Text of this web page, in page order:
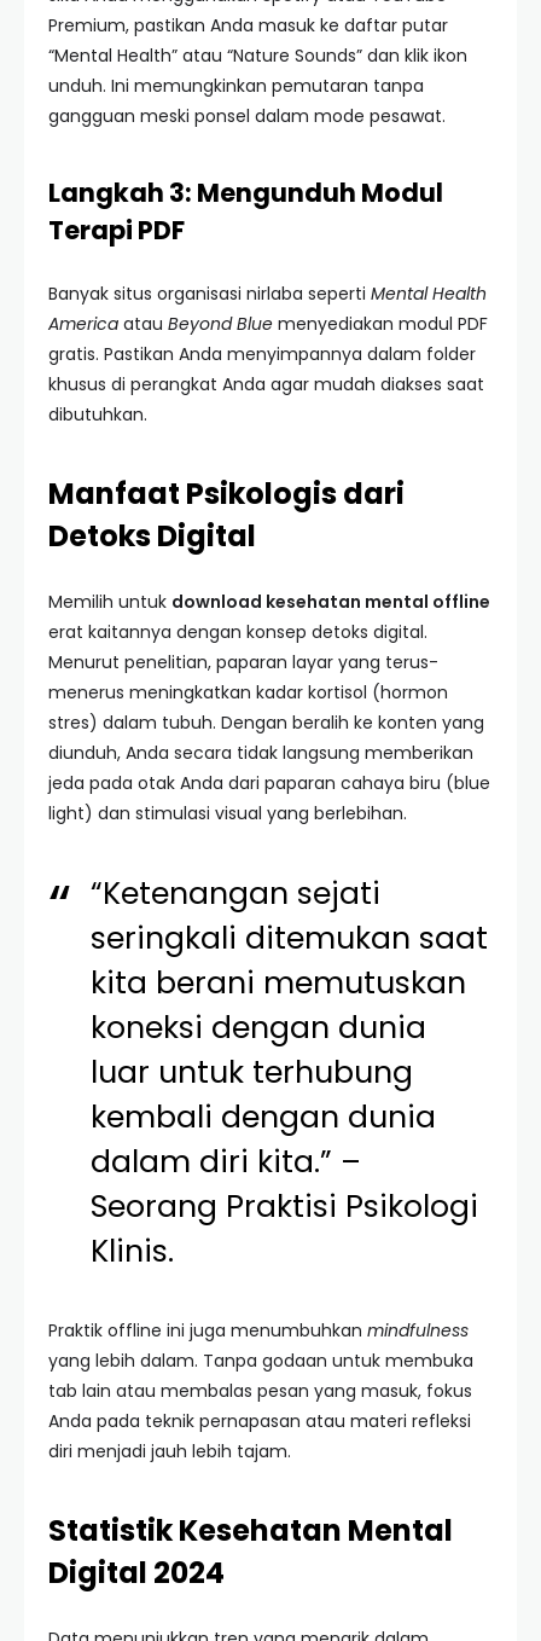
Premium, pastikan Anda masuk ke daftar putar
“Mental Health” atau “Nature Sounds” dan klik ikon
unduh. Ini memungkinkan pemutaran tanpa
gangguan meski ponsel dalam mode pesawat.
Langkah 3: Mengunduh Modul
Terapi PDF
Banyak situs organisasi nirlaba seperti Mental Health
America atau Beyond Blue menyediakan modul PDF
gratis. Pastikan Anda menyimpannya dalam folder
khusus di perangkat Anda agar mudah diakses saat
dibutuhkan.
Manfaat Psikologis dari
Detoks Digital
Memilih untuk download kesehatan mental offline
erat kaitannya dengan konsep detoks digital.
Menurut penelitian, paparan layar yang terus-
menerus meningkatkan kadar kortisol (hormon
stres) dalam tubuh. Dengan beralih ke konten yang
diunduh, Anda secara tidak langsung memberikan
jeda pada otak Anda dari paparan cahaya biru (blue
light) dan stimulasi visual yang berlebihan.
“Ketenangan sejati
seringkali ditemukan saat
kita berani memutuskan
koneksi dengan dunia
luar untuk terhubung
kembali dengan dunia
dalam diri kita.” –
Seorang Praktisi Psikologi
Klinis.
Praktik offline ini juga menumbuhkan mindfulness
yang lebih dalam. Tanpa godaan untuk membuka
tab lain atau membalas pesan yang masuk, fokus
Anda pada teknik pernapasan atau materi refleksi
diri menjadi jauh lebih tajam.
Statistik Kesehatan Mental
Digital 2024